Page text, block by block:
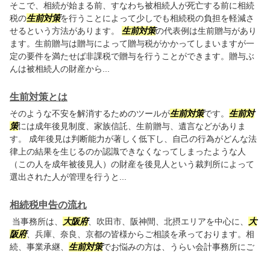
そこで、相続が始まる前、すなわち被相続人が死亡する前に相続
税の生前対策を行うことによって少しでも相続税の負担を軽減さ
せるという方法があります。 生前対策の代表例は生前贈与があり
ます。生前贈与は贈与によって贈与税がかかってしまいますが一
定の要件を満たせば非課税で贈与を行うことができます。贈与ぶ
んは被相続人の財産から...
生前対策とは
そのような不安を解消するためのツールが生前対策です。 生前対
策には成年後見制度、家族信託、生前贈与、遺言などがありま
す。 成年後見は判断能力が著しく低下し、自己の行為がどんな法
律上の結果を生じるのか認識できなくなってしまったような人
（この人を成年被後見人）の財産を後見人という裁判所によって
選出された人が管理を行うと...
相続税申告の流れ
当事務所は、 大阪府、吹田市、阪神間、北摂エリアを中心に、
大
阪府、兵庫、奈良、京都の皆様からご相談を承っております。相
続、事業承継、 生前対策でお悩みの方は、うらい会計事務所にご